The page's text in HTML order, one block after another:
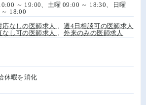
～ 19:00、土曜 09:00 ～ 18:30、日曜
18:00
応なしの医師求人 、週4日相談可の医師求人
なし可の医師求人 、外来のみの医師求人
休暇を消化